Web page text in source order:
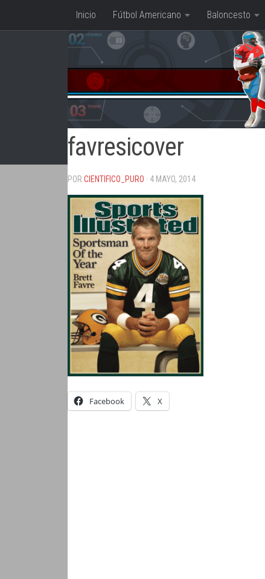
Saltar al contenido
Inicio Fútbol Americano Baloncesto
favresicover
POR CIENTIFICO_PURO · 4 MAYO, 2014
Facebook X